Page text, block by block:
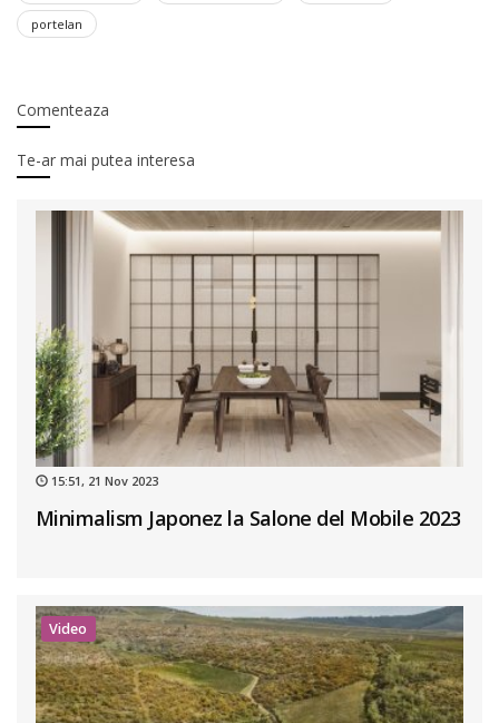
portelan
Comenteaza
Te-ar mai putea interesa
15:51, 21 Nov 2023
Minimalism Japonez la Salone del Mobile 2023
Video